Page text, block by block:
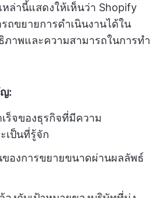
หล่านี้แสดงให้เห็นว่า Shopify
ถขยายการดำเนินงานได้ใน
าพและความสามารถในการทำ
:
เร็จของธุรกิจที่มีความ
เป็นที่รู้จัก
องการขยายขนาดผ่านผลลัพธ์